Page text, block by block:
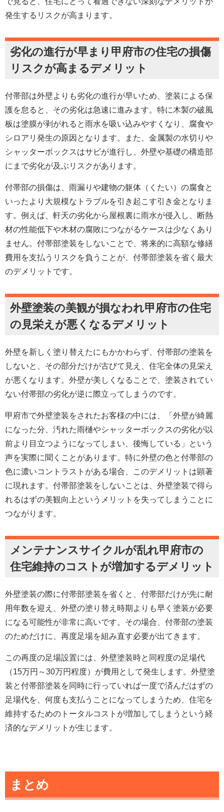
発生するリスクが高まります。
劣化の進行が早まり甲府市の住宅の損傷
リスクが高まるデメリット
付帯部は外壁よりも劣化の進行が早いため、塗装による保
護を怠ると、その劣化は急速に進みます。特に木製の破風
板は塗膜が剥がれると雨水を吸い込みやすくなり、腐食や
シロアリ発生の原因となります。また、金属製の水切りや
シャッターボックスはサビが進行し、外壁や基礎の構造部
にまで劣化が及ぶリスクがあります。
付帯部の損傷は、雨漏りや建物の躯体（くたい）の腐食と
いったより大規模なトラブルを引き起こす引き金となりま
す。例えば、軒天の劣化から屋根裏に雨水が侵入し、断熱
材の性能低下や木材の腐敗につながるケースは少なくあり
ません。付帯部塗装をしないことで、将来的に高額な修繕
費用を支払うリスクを負うことが、付帯部塗装を省く最大
のデメリットです。
外壁塗装の美観が損なわれ甲府市の住宅
の見栄えが悪くなるデメリット
外壁を新しく塗り替えたにもかかわらず、付帯部の塗装を
しないと、その部分だけが古びて見え、住宅全体の見栄え
が悪くなります。外壁が美しくなることで、塗装されてい
ない付帯部の劣化が逆に際立ってしまうのです。
甲府市で外壁塗装をされたお客様の中には、「外壁が綺麗
になった分、汚れた雨樋やシャッターボックスの劣化が以
前より目立つようになってしまい、後悔している」という
声を実際に聞くことがあります。特に外壁の色と付帯部の
色に濃いコントラストがある場合、このデメリットは顕著
に現れます。付帯部塗装をしないことは、外壁塗装で得ら
れるはずの美観向上というメリットを失ってしまうことに
つながります。
メンテナンスサイクルが乱れ甲府市の
住宅維持のコストが増加するデメリット
外壁塗装の際に付帯部塗装を省くと、付帯部だけが先に耐
用年数を迎え、外壁の塗り替え時期よりも早く塗装が必要
になる可能性が非常に高いです。その場合、付帯部の塗装
のためだけに、再度足場を組み直す必要が出てきます。
この再度の足場設置には、外壁塗装時と同程度の足場代
（15万円～30万円程度）が費用として発生します。外壁塗
装と付帯部塗装を同時に行っていれば一度で済んだはずの
足場代を、何度も支払うことになってしまうため、住宅を
維持するためのトータルコストが増加してしまうという経
済的なデメリットが生じます。
まとめ